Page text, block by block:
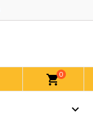
shopping_cart0